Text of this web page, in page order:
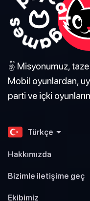
✌️ Misyonumuz,
Mobil oyunlardan,
parti ve içki
Türkçe
Hakkımızda
Bizimle iletişime geç
Ekibimiz